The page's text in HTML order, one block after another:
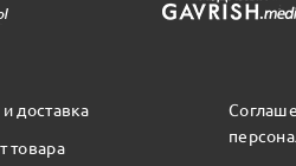
доставка
товара